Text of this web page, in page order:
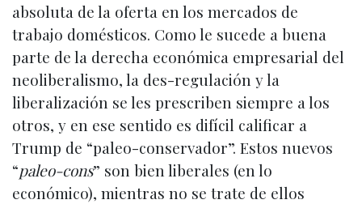
absoluta de la oferta en los mercados de
trabajo domésticos. Como le sucede a buena
parte de la derecha económica empresarial del
neoliberalismo, la des-regulación y la
liberalización se les prescriben siempre a los
otros, y en ese sentido es difícil calificar a
Trump de “paleo-conservador”. Estos nuevos
“paleo-cons” son bien liberales (en lo
económico), mientras no se trate de ellos